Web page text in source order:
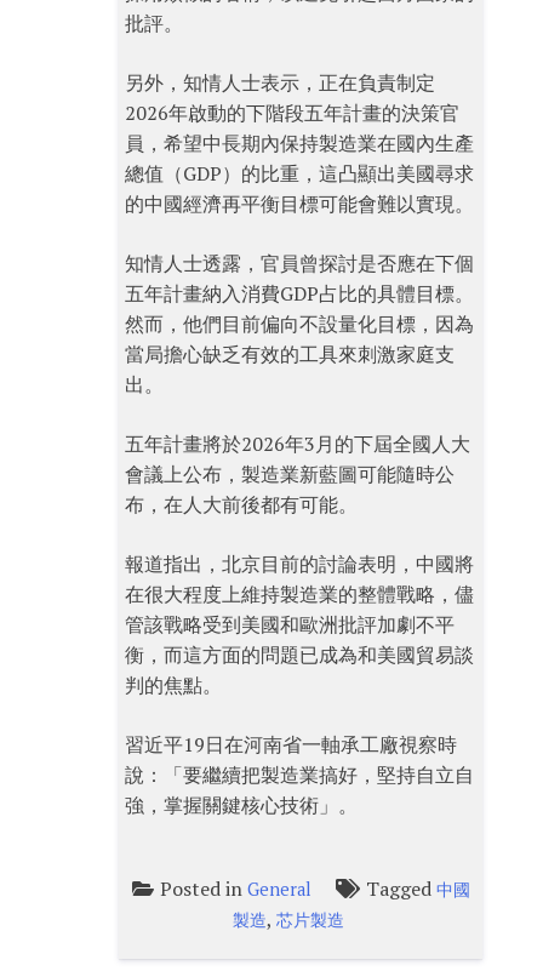
批評。
另外，知情人士表示，正在負責制定
2026年啟動的下階段五年計畫的決策官
員，希望中長期內保持製造業在國內生產
總值（GDP）的比重，這凸顯出美國尋求
的中國經濟再平衡目標可能會難以實現。
知情人士透露，官員曾探討是否應在下個
五年計畫納入消費GDP占比的具體目標。
然而，他們目前偏向不設量化目標，因為
當局擔心缺乏有效的工具來刺激家庭支
出。
五年計畫將於2026年3月的下屆全國人大
會議上公布，製造業新藍圖可能隨時公
布，在人大前後都有可能。
報道指出，北京目前的討論表明，中國將
在很大程度上維持製造業的整體戰略，儘
管該戰略受到美國和歐洲批評加劇不平
衡，而這方面的問題已成為和美國貿易談
判的焦點。
習近平19日在河南省一軸承工廠視察時
說：「要繼續把製造業搞好，堅持自立自
強，掌握關鍵核心技術」。
Posted in General Tagged 中國
製造,芯片製造